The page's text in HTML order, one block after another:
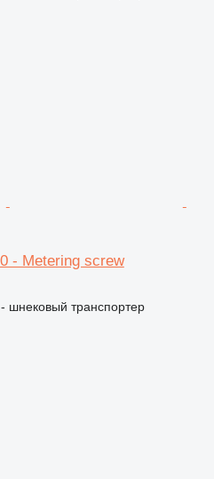
- Metering screw
шнековый транспортер